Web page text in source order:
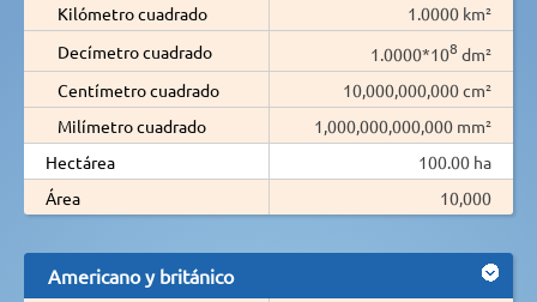
Kilómetro cuadrado
1.0000 km²
Decímetro cuadrado
1.0000*108 dm²
Centímetro cuadrado
10,000,000,000 cm²
Milímetro cuadrado
1,000,000,000,000 mm²
Hectárea
100.00 ha
Área
10,000
Americano y británico